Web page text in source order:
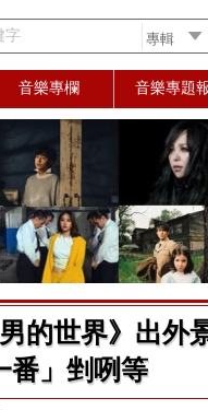
字
音樂專欄 音樂專題
的世界》出外
番」剉咧等